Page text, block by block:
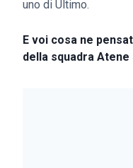
uno di Ultimo.
E voi cosa ne
della squadra